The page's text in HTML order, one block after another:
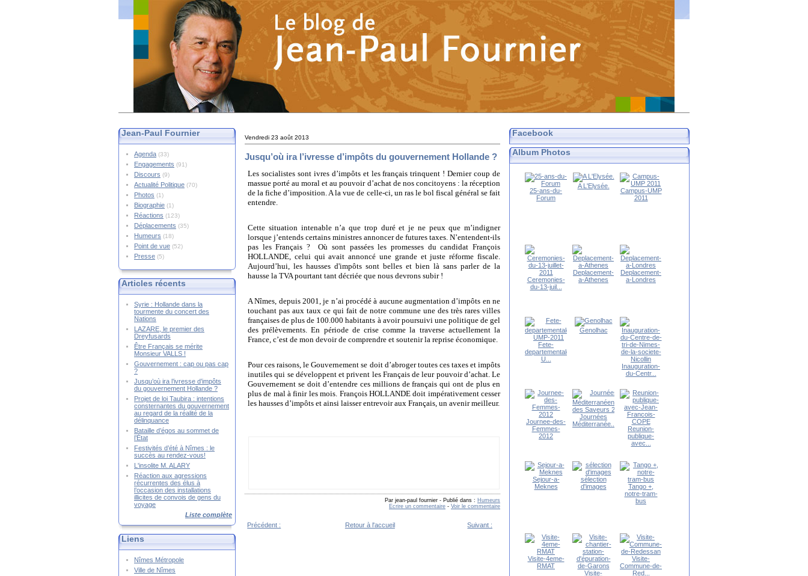
Jean-Paul Fournier
Agenda (33)
Engagements (91)
Discours (9)
Actualité Politique (70)
Photos (1)
Biographie (1)
Réactions (123)
Déplacements (35)
Humeurs (18)
Point de vue (52)
Presse (5)
Articles récents
Syrie : Hollande dans la
tourmente du concert des
Nations
LAZARE, le premier des
Dreyfusards
Être Français se mérite
Monsieur VALLS !
Gouvernement : cap ou pas cap
?
Jusqu’où ira l’ivresse d’impôts
du gouvernement Hollande ?
Projet de loi Taubira : intentions
consternantes du gouvernement
au regard de la réalité de la
délinquance
Bataille d’égos au sommet de
l’État
Festivités d’été à Nîmes : le
succès au rendez-vous!
L'insolite M. ALARY
Réaction aux agressions
récurrentes des élus à
l’occasion des installations
illicites de convois de gens du
voyage
Liste complète
Liens
Nîmes Métropole
Ville de Nîmes
Vendredi 23 août 2013
Jusqu’où ira l’ivresse d’impôts du gouvernement Hollande ?
Les socialistes sont ivres d’impôts et les français trinquent ! Dernier coup de
massue porté au moral et au pouvoir d’achat de nos concitoyens : la réception
de la fiche d’imposition. A la vue de celle-ci, un ras le bol fiscal général se fait
entendre.
Cette situation intenable n’a que trop duré et je ne peux que m’indigner
lorsque j’entends certains ministres annoncer de futures taxes. N’entendent-ils
pas les Français ?
Où sont passées les promesses du candidat François
HOLLANDE, celui qui avait annoncé une grande et juste réforme fiscale.
Aujourd’hui, les hausses d'impôts sont belles et bien là sans parler de la
hausse la TVA pourtant tant décriée que nous devrons subir !
A Nîmes, depuis 2001, je n’ai procédé à aucune augmentation d’impôts en ne
touchant pas aux taux ce qui fait de notre commune une des très rares villes
françaises de plus de 100.000 habitants à avoir poursuivi une politique de gel
des prélèvements. En période de crise comme la traverse actuellement la
France, c’est de mon devoir de comprendre et soutenir la reprise économique.
Pour ces raisons, le Gouvernement se doit d’abroger toutes ces taxes et impôts
inutiles qui se développent et privent les Français de leur pouvoir d’achat. Le
Gouvernement se doit d’entendre ces millions de français qui ont de plus en
plus de mal à finir les mois. François HOLLANDE doit impérativement cesser
les hausses d’impôts et ainsi laisser entrevoir aux Français, un avenir meilleur.
Par jean-paul fournier - Publié dans : Humeurs
Ecrire un commentaire - Voir le commentaire
Précédent :
Retour à l'accueil
Suivant :
Facebook
Album Photos
25-ans-du-
Forum
A L'Elysée.
Campus-UMP
2011
Ceremonies-
du-13-juil...
Deplacement-
a-Athenes
Deplacement-
a-Londres
Fete-
departementale-
U...
Genolhac
Inauguration-
du-Centr...
Journee-des-
Femmes-
2012
Journées
Méditerranée...
Reunion-
publique-
avec...
Sejour-a-
Meknes
sélection
d'images
Tango +,
notre-tram-
bus
Visite-4eme-
RMAT
Visite-
Visite-
Commune-de-
Red...